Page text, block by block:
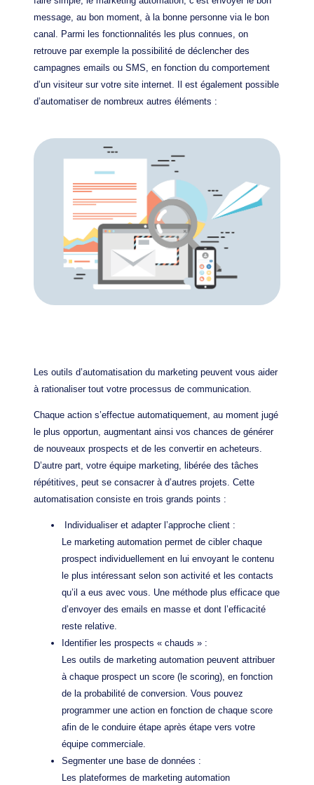
message, au bon moment, à la bonne personne via le bon
canal. Parmi les fonctionnalités les plus connues, on
retrouve par exemple la possibilité de déclencher des
campagnes emails ou SMS, en fonction du comportement
d’un visiteur sur votre site internet. Il est également possible
d’automatiser de nombreux autres éléments :
Les outils d’automatisation du marketing peuvent vous aider
à rationaliser tout votre processus de communication.
Chaque action s’effectue automatiquement, au moment jugé
le plus opportun, augmentant ainsi vos chances de générer
de nouveaux prospects et de les convertir en acheteurs.
D’autre part, votre équipe marketing, libérée des tâches
répétitives, peut se consacrer à d’autres projets. Cette
automatisation consiste en trois grands points :
Individualiser et adapter l’approche client :
Le marketing automation permet de cibler chaque
prospect individuellement en lui envoyant le contenu
le plus intéressant selon son activité et les contacts
qu’il a eus avec vous. Une méthode plus efficace que
d’envoyer des emails en masse et dont l’efficacité
reste relative.
Identifier les prospects « chauds » :
Les outils de marketing automation peuvent attribuer
à chaque prospect un score (le scoring), en fonction
de la probabilité de conversion. Vous pouvez
programmer une action en fonction de chaque score
afin de le conduire étape après étape vers votre
équipe commerciale.
Segmenter une base de données :
Les plateformes de marketing automation